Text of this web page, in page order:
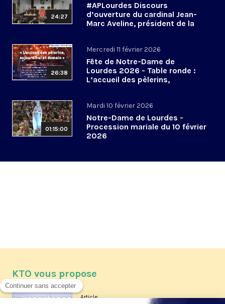
24:27
#APLourdes Discours
d’ouverture du cardinal Jean-
Marc Aveline, président de la
26:38
Mercredi 11 février 2026
Fête de Notre-Dame de
Lourdes 2026 - Table ronde :
L’accueil des pèlerins,
01:15:00
Mardi 10 février 2026
Notre-Dame de Lourdes -
Procession mariale du 10 février
2026
KTO vous propose
Article